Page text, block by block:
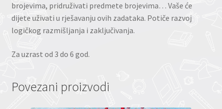
brojevima, pridruživati predmete brojevima… Vaše će
dijete uživati u rješavanju ovih zadataka. Potiče razvoj
logičkog razmišljanja i zaključivanja.
Za uzrast od 3 do 6 god.
Povezani proizvodi